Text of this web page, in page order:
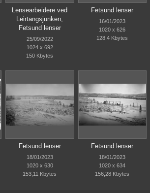
Lensearbeidere ved
Leirtangsjunken,
Fetsund lenser
25/09/2022
1024 x 692
150 Kbytes
Fetsund lenser
16/01/2023
1020 x 626
128,4 Kbytes
Fetsund lenser
18/01/2023
1020 x 630
153,11 Kbytes
Fetsund lenser
18/01/2023
1020 x 634
156,28 Kbytes